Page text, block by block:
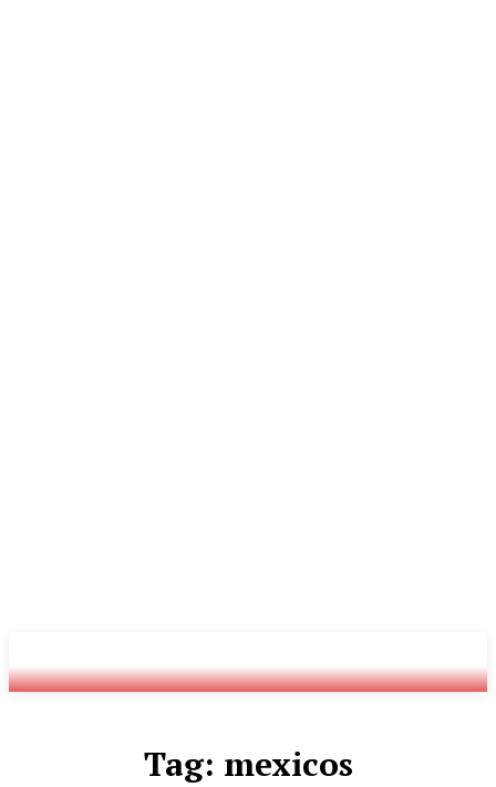
Radio
Tag: mexicos